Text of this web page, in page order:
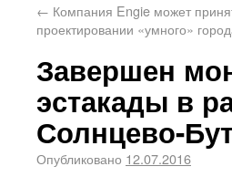
← Компания Engie может
проектировании «умного»
Завершен
эстакады в
Солнцево-
Опубликовано 12.07.2016